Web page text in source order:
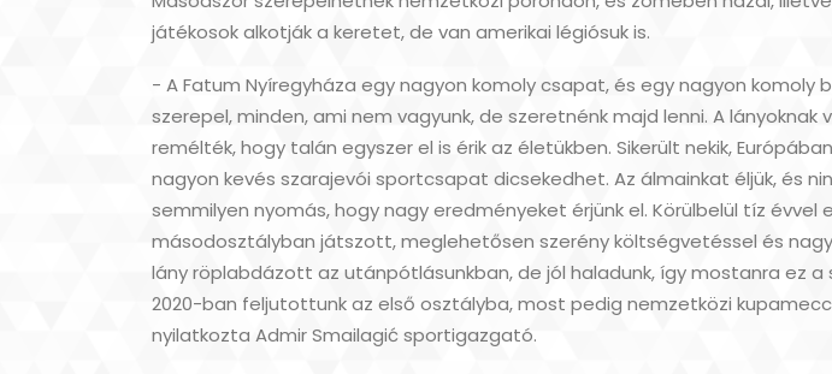
játékosok alkotják a keretet, de van amerikai légiósuk is.
- A Fatum Nyíregyháza egy nagyon komoly csapat, és egy nagyon komoly
szerepel, minden, ami nem vagyunk, de szeretnénk majd lenni. A lányoknak
remélték, hogy talán egyszer el is érik az életükben. Sikerült nekik,
nagyon kevés szarajevói sportcsapat dicsekedhet. Az álmainkat éljük, és
semmilyen nyomás, hogy nagy eredményeket érjünk el. Körülbelül tíz évvel
másodosztályban játszott, meglehetősen szerény költségvetéssel és nagy
lány röplabdázott az utánpótlásunkban, de jól haladunk, így mostanra ez a
2020-ban feljutottunk az első osztályba, most pedig nemzetközi
nyilatkozta Admir Smailagić sportigazgató.